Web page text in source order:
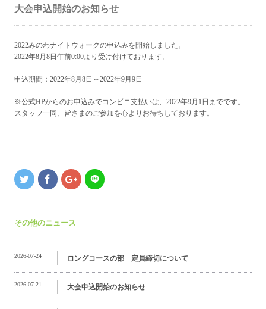
大会申込開始のお知らせ
2022みのわナイトウォークの申込みを開始しました。
2022年8月8日午前0:00より受け付けております。
申込期間：2022年8月8日～2022年9月9日
※公式HPからのお申込みでコンビニ支払いは、2022年9月1日までです。
スタッフ一同、皆さまのご参加を心よりお待ちしております。
その他のニュース
2026-07-24 ロングコースの部 定員締切について
2026-07-21 大会申込開始のお知らせ